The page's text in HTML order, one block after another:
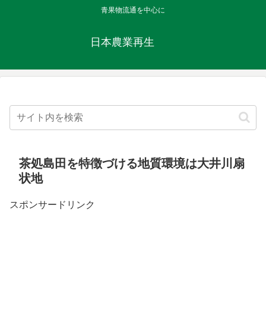
青果物流通を中心に
日本農業再生
茶処島田を特徴づける地質環境は大井川扇
状地
スポンサードリンク